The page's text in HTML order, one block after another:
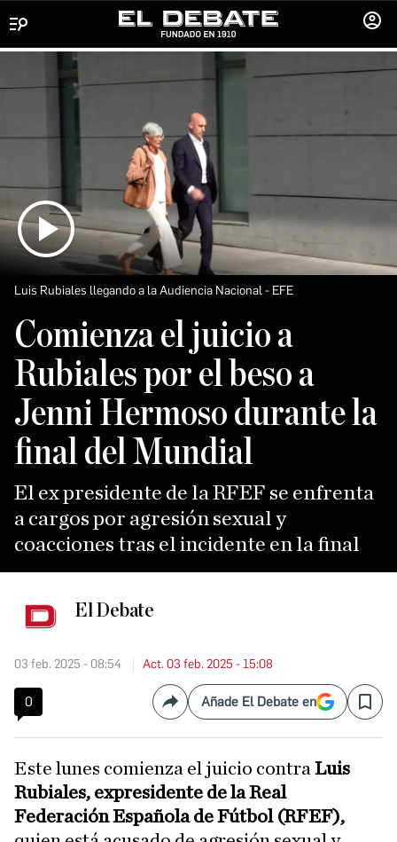
SESIÓN
Luis Rubiales llegando a la Audiencia Nacional EFE
Comienza el juicio a
Rubiales por el beso a
Jenni Hermoso durante la
final del Mundial
El ex presidente de la RFEF se enfrenta
a cargos por agresión sexual y
coacciones tras el incidente en la final
El Debate
03 feb. 2025 - 08:54 Act. 03 feb. 2025 - 15:08
0 CompartirAñade El Debate en Save
Este lunes comienza el juicio contraLuis
Rubiales, expresidente de la Real
Federación Española de Fútbol (RFEF),